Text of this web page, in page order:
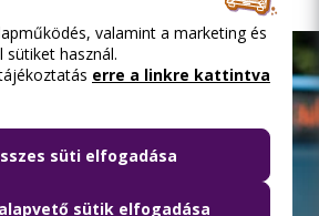
valamint a marketing és
használ.
erre a linkre kattintva
süti elfogadása
sütik elfogadása